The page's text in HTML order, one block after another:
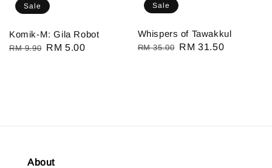
Sale
Komik-M: Gila Robot
Regular
RM 9.90 Sale
RM 5.00
Sale
Whispers of Tawakkul
Regular
RM 35.00 Sale
RM 31.50
About